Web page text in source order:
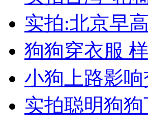
无痛分娩是否安全 医生回应
外交部：反对强权政治霸凌主义
外交部：有关国家言论片面不公正
实拍:北京早
狗狗穿衣服
小狗上路影
实拍聪明狗